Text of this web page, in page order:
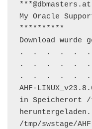
***@dbmasters.at
My Oracle
**********
Download
.  .  .  .  .
.  .  .  .  .
.  .  .  .  .  .
AHF-
in Speicherort /
heruntergeladen.
/tmp/swstage/